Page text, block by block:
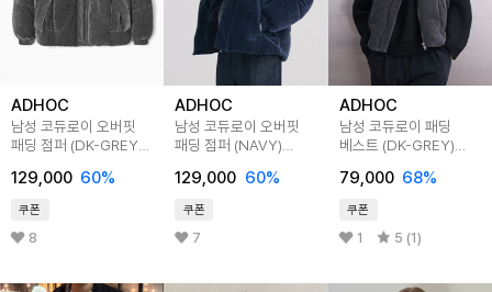
ADHOC
남성 코듀로이 오버핏
패딩 점퍼 (DK-GREY)
129,000 60%
쿠폰
8
ADHOC
남성 코듀로이 오버핏
패딩 점퍼 (NAVY)
129,000 60%
쿠폰
7
ADHOC
남성 코듀로이 패딩
베스트 (DK-GREY)
79,000 68%
쿠폰
1 5 (1)